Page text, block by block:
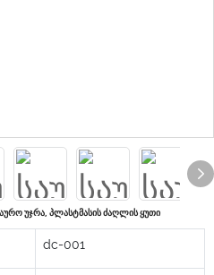
უჯრა, პლასტმასის ძაღლის ყუთი
dc-001